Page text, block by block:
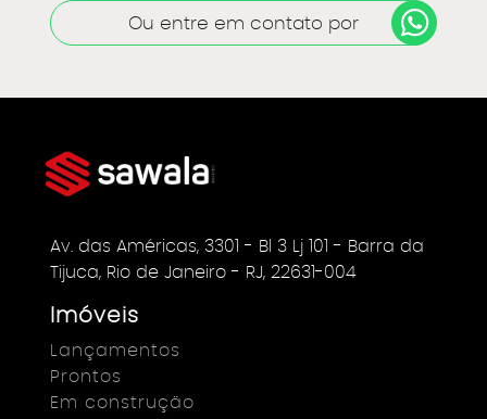
Ou entre em contato por
Av. das Américas, 3301 - Bl 3 Lj 101 - Barra da
Tijuca, Rio de Janeiro - RJ, 22631-004
Imóveis
Lançamentos
Prontos
Em construção